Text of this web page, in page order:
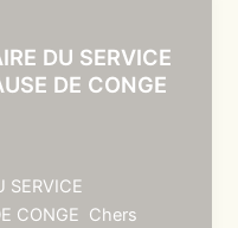
DU SERVICE
DE CONGE
SERVICE
CONGE Chers